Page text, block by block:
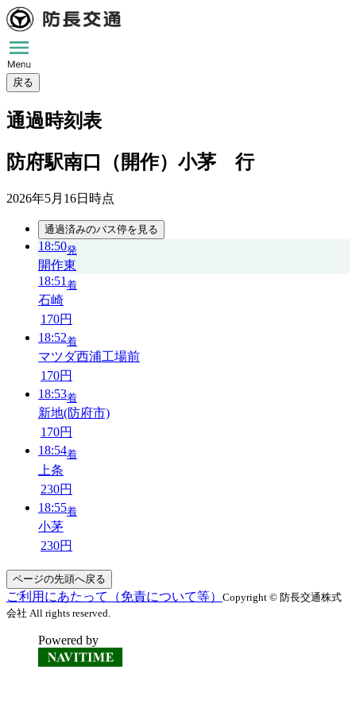
戻る
通過時刻表
防府駅南口（開作）小茅 行
2026年5月16日 時点
通過済みのバス停を見る
18:50発
開作東
18:51 着
石崎
170円
18:52着
マツダ西浦工場前
170円
18:53着
新地(防府市)
170円
18:54着
上条
230円
18:55着
小茅
230円
ページの先頭へ戻る
ご利用にあたって（免責について等） Copyright © 防長交通株式
会社 All rights reserved.
Powered by